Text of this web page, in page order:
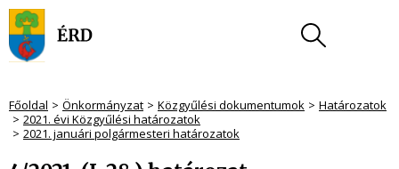
Főoldal Önkormányzat Közgyűlési dokumentumok
Határozatok
2021. évi Közgyűlési határozatok
2021. januári polgármesteri határozatok